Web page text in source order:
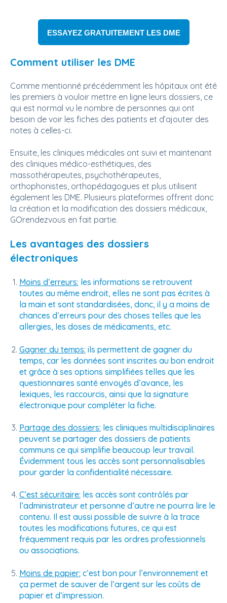
ESSAYEZ GRATUITEMENT LES DME
Comment utiliser les DME
Comme mentionné précédemment les hôpitaux ont été
les premiers à vouloir mettre en ligne leurs dossiers, ce
qui est normal vu le nombre de personnes qui ont
besoin de voir les fiches des patients et d’ajouter des
notes à celles-ci.
Ensuite, les cliniques médicales ont suivi et maintenant
des cliniques médico-esthétiques, des
massothérapeutes, psychothérapeutes,
orthophonistes, orthopédagogues et plus utilisent
également les DME. Plusieurs plateformes offrent donc
la création et la modification des dossiers médicaux,
GOrendezvous en fait partie.
Les avantages des dossiers
électroniques
Moins d’erreurs: les informations se retrouvent
toutes au même endroit, elles ne sont pas écrites à
la main et sont standardisées, donc, il y a moins de
chances d’erreurs pour des choses telles que les
allergies, les doses de médicaments, etc.
Gagner du temps: ils permettent de gagner du
temps, car les données sont inscrites au bon endroit
et grâce à ses options simplifiées telles que les
questionnaires santé envoyés d’avance, les
lexiques, les raccourcis, ainsi que la signature
électronique pour compléter la fiche.
Partage des dossiers: les cliniques multidisciplinaires
peuvent se partager des dossiers de patients
communs ce qui simplifie beaucoup leur travail.
Évidemment tous les accès sont personnalisables
pour garder la confidentialité nécessaire.
C’est sécuritaire: les accès sont contrôlés par
l’administrateur et personne d’autre ne pourra lire le
contenu. Il est aussi possible de suivre à la trace
toutes les modifications futures, ce qui est
fréquemment requis par les ordres professionnels
ou associations.
Moins de papier: c’est bon pour l’environnement et
ça permet de sauver de l’argent sur les coûts de
papier et d’impression.